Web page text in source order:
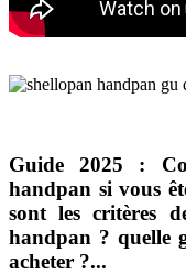
Guide 2025 :
handpan si vous
sont les critères
handpan ? quelle
acheter ?...